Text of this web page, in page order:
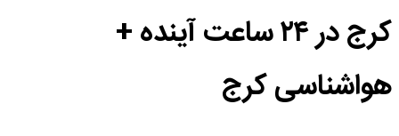
کرج در ۲۴ ساعت آینده +
هواشناسی کرج